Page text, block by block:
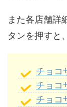
また各店舗詳
タンを押すと
チョコ
チョコ
チョコ